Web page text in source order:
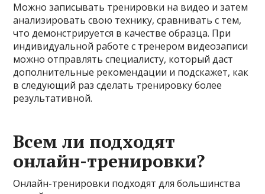
Можно записывать тренировки на видео и затем
анализировать свою технику, сравнивать с тем,
что демонстрируется в качестве образца. При
индивидуальной работе с тренером видеозаписи
можно отправлять специалисту, который даст
дополнительные рекомендации и подскажет, как
в следующий раз сделать тренировку более
результативной.
Всем ли подходят
онлайн-тренировки?
Онлайн-тренировки подходят для большинства